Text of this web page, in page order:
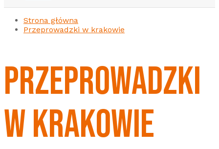
Strona główna
Przeprowadzki w krakowie
PRZEPROWADZKI
W KRAKOWIE